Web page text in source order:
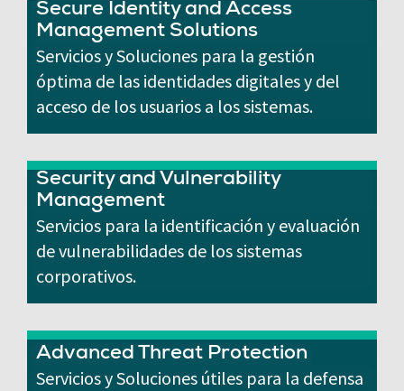
Secure Identity and Access
Management Solutions
Servicios y Soluciones para la gestión
óptima de las identidades digitales y del
acceso de los usuarios a los sistemas.
Security and Vulnerability
Management
Servicios para la identificación y evaluación
de vulnerabilidades de los sistemas
corporativos.
Advanced Threat Protection
Servicios y Soluciones útiles para la defensa